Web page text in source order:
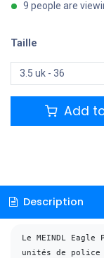
9 people are
Taille
Add
Description
Le MEINDL
unités de police